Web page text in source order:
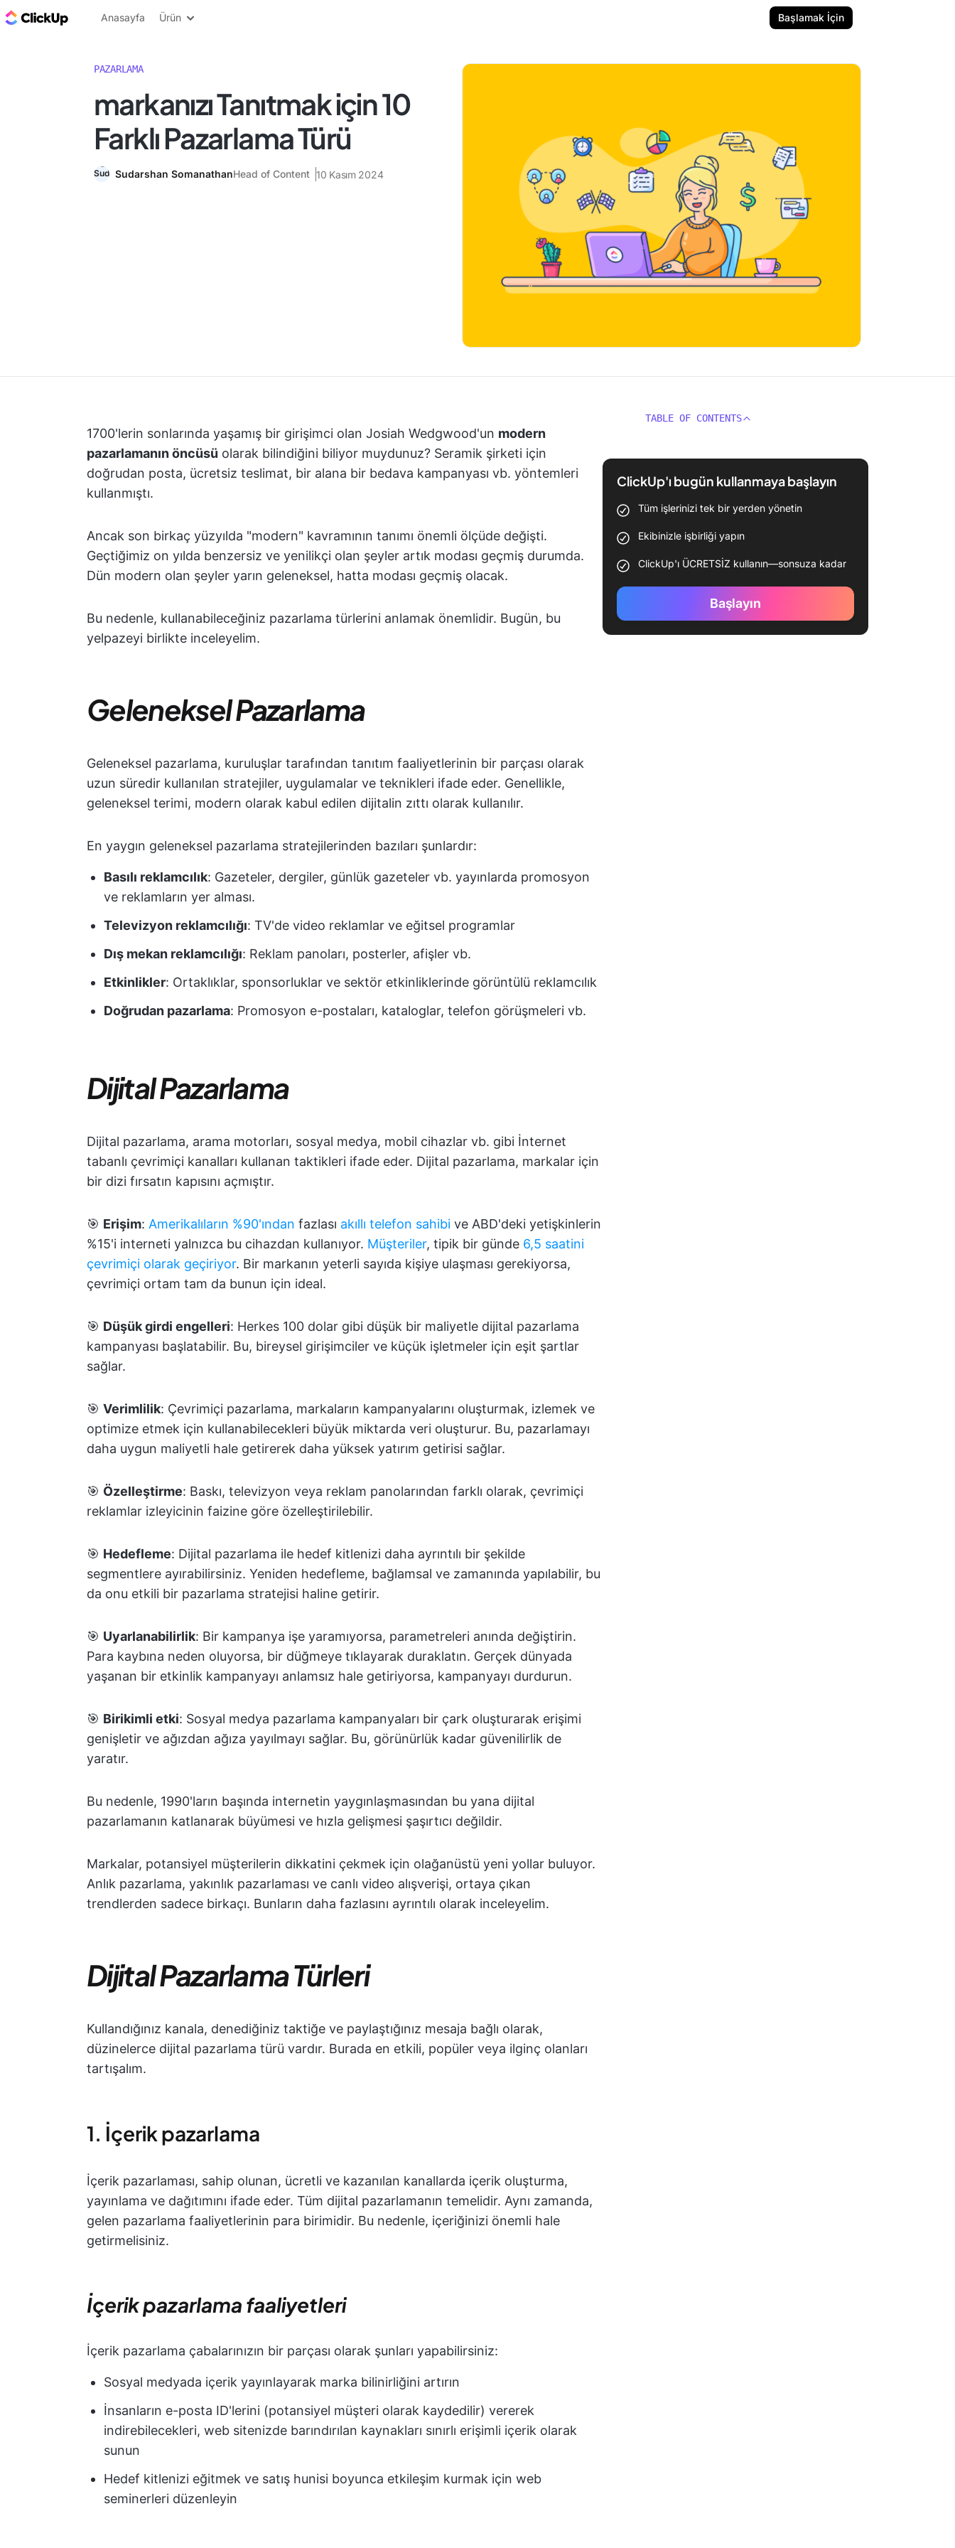
ClickUp Blog
Anasayfa Ürün Başlamak İçin
PAZARLAMA
markanızı Tanıtmak için 10
Farklı Pazarlama Türü
Sudarshan SomanathanHead of Content 10 Kasım 2024
1700'lerin sonlarında yaşamış bir girişimci olan Josiah Wedgwood'un modern
pazarlamanın öncüsü olarak bilindiğini biliyor muydunuz? Seramik şirketi için
doğrudan posta, ücretsiz teslimat, bir alana bir bedava kampanyası vb. yöntemleri
kullanmıştı.
Ancak son birkaç yüzyılda "modern" kavramının tanımı önemli ölçüde değişti.
Geçtiğimiz on yılda benzersiz ve yenilikçi olan şeyler artık modası geçmiş durumda.
Dün modern olan şeyler yarın geleneksel, hatta modası geçmiş olacak.
Bu nedenle, kullanabileceğiniz pazarlama türlerini anlamak önemlidir. Bugün, bu
yelpazeyi birlikte inceleyelim.
Geleneksel Pazarlama
Geleneksel pazarlama, kuruluşlar tarafından tanıtım faaliyetlerinin bir parçası olarak
uzun süredir kullanılan stratejiler, uygulamalar ve teknikleri ifade eder. Genellikle,
geleneksel terimi, modern olarak kabul edilen dijitalin zıttı olarak kullanılır.
En yaygın geleneksel pazarlama stratejilerinden bazıları şunlardır:
Basılı reklamcılık: Gazeteler, dergiler, günlük gazeteler vb. yayınlarda promosyon
ve reklamların yer alması.
Televizyon reklamcılığı: TV'de video reklamlar ve eğitsel programlar
Dış mekan reklamcılığı: Reklam panoları, posterler, afişler vb.
Etkinlikler: Ortaklıklar, sponsorluklar ve sektör etkinliklerinde görüntülü reklamcılık
Doğrudan pazarlama: Promosyon e-postaları, kataloglar, telefon görüşmeleri vb.
Dijital Pazarlama
Dijital pazarlama, arama motorları, sosyal medya, mobil cihazlar vb. gibi İnternet
tabanlı çevrimiçi kanalları kullanan taktikleri ifade eder. Dijital pazarlama, markalar için
bir dizi fırsatın kapısını açmıştır.
🎯 Erişim: Amerikalıların %90'ından fazlası akıllı telefon sahibi ve ABD'deki yetişkinlerin
%15'i interneti yalnızca bu cihazdan kullanıyor. Müşteriler, tipik bir günde 6,5 saatini
çevrimiçi olarak geçiriyor. Bir markanın yeterli sayıda kişiye ulaşması gerekiyorsa,
çevrimiçi ortam tam da bunun için ideal.
🎯 Düşük girdi engelleri: Herkes 100 dolar gibi düşük bir maliyetle dijital pazarlama
kampanyası başlatabilir. Bu, bireysel girişimciler ve küçük işletmeler için eşit şartlar
sağlar.
🎯 Verimlilik: Çevrimiçi pazarlama, markaların kampanyalarını oluşturmak, izlemek ve
optimize etmek için kullanabilecekleri büyük miktarda veri oluşturur. Bu, pazarlamayı
daha uygun maliyetli hale getirerek daha yüksek yatırım getirisi sağlar.
🎯 Özelleştirme: Baskı, televizyon veya reklam panolarından farklı olarak, çevrimiçi
reklamlar izleyicinin faizine göre özelleştirilebilir.
🎯 Hedefleme: Dijital pazarlama ile hedef kitlenizi daha ayrıntılı bir şekilde
segmentlere ayırabilirsiniz. Yeniden hedefleme, bağlamsal ve zamanında yapılabilir, bu
da onu etkili bir pazarlama stratejisi haline getirir.
🎯 Uyarlanabilirlik: Bir kampanya işe yaramıyorsa, parametreleri anında değiştirin.
Para kaybına neden oluyorsa, bir düğmeye tıklayarak duraklatın. Gerçek dünyada
yaşanan bir etkinlik kampanyayı anlamsız hale getiriyorsa, kampanyayı durdurun.
🎯 Birikimli etki: Sosyal medya pazarlama kampanyaları bir çark oluşturarak erişimi
genişletir ve ağızdan ağıza yayılmayı sağlar. Bu, görünürlük kadar güvenilirlik de
yaratır.
Bu nedenle, 1990'ların başında internetin yaygınlaşmasından bu yana dijital
pazarlamanın katlanarak büyümesi ve hızla gelişmesi şaşırtıcı değildir.
Markalar, potansiyel müşterilerin dikkatini çekmek için olağanüstü yeni yollar buluyor.
Anlık pazarlama, yakınlık pazarlaması ve canlı video alışverişi, ortaya çıkan
trendlerden sadece birkaçı. Bunların daha fazlasını ayrıntılı olarak inceleyelim.
Dijital Pazarlama Türleri
Kullandığınız kanala, denediğiniz taktiğe ve paylaştığınız mesaja bağlı olarak,
düzinelerce dijital pazarlama türü vardır. Burada en etkili, popüler veya ilginç olanları
tartışalım.
1. İçerik pazarlama
İçerik pazarlaması, sahip olunan, ücretli ve kazanılan kanallarda içerik oluşturma,
yayınlama ve dağıtımını ifade eder. Tüm dijital pazarlamanın temelidir. Aynı zamanda,
gelen pazarlama faaliyetlerinin para birimidir. Bu nedenle, içeriğinizi önemli hale
getirmelisiniz.
İçerik pazarlama faaliyetleri
İçerik pazarlama çabalarınızın bir parçası olarak şunları yapabilirsiniz:
Sosyal medyada içerik yayınlayarak marka bilinirliğini artırın
İnsanların e-posta ID'lerini (potansiyel müşteri olarak kaydedilir) vererek
indirebilecekleri, web sitenizde barındırılan kaynakları sınırlı erişimli içerik olarak
sunun
Hedef kitlenizi eğitmek ve satış hunisi boyunca etkileşim kurmak için web
seminerleri düzenleyin
TABLE OF CONTENTS
ClickUp'ı bugün kullanmaya başlayın
Tüm işlerinizi tek bir yerden yönetin
Ekibinizle işbirliği yapın
ClickUp'ı ÜCRETSİZ kullanın—sonsuza kadar
Başlayın